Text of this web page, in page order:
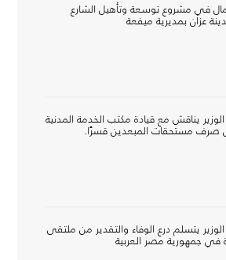
في مشروع توسعة وتأهيل الشارع
عزان بمديرية ميفعة
يناقش مع قيادة مكتب الخدمة المدنية
صرف مستحقات المبعدين قسرًا.
يتسلم درع الوفاء والتقدير من ملتقى
جمهورية مصر العربية